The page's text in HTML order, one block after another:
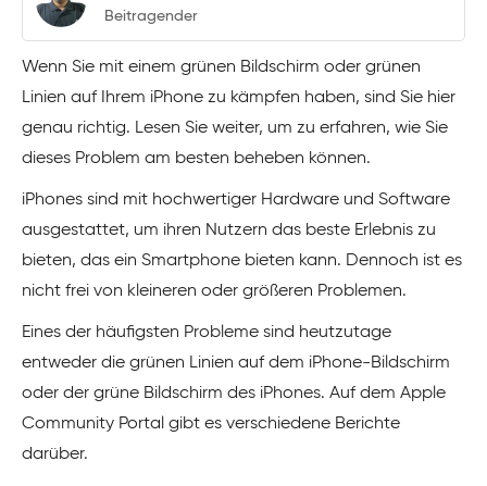
Beitragender
Wenn Sie mit einem grünen Bildschirm oder grünen
Linien auf Ihrem iPhone zu kämpfen haben, sind Sie hier
genau richtig. Lesen Sie weiter, um zu erfahren, wie Sie
dieses Problem am besten beheben können.
iPhones sind mit hochwertiger Hardware und Software
ausgestattet, um ihren Nutzern das beste Erlebnis zu
bieten, das ein Smartphone bieten kann. Dennoch ist es
nicht frei von kleineren oder größeren Problemen.
Eines der häufigsten Probleme sind heutzutage
entweder die grünen Linien auf dem iPhone-Bildschirm
oder der grüne Bildschirm des iPhones. Auf dem Apple
Community Portal gibt es verschiedene Berichte
darüber.